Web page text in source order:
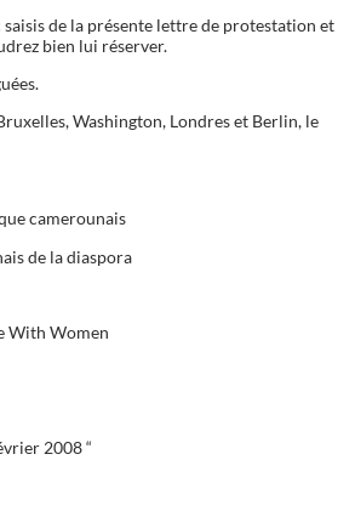
de la présente lettre de protestation et
bien lui réserver.
Washington, Londres et Berlin, le
camerounais
de la diaspora
With Women
2008 “